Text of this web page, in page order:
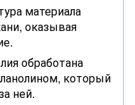
материала
оказывая
обработана
который
ней.